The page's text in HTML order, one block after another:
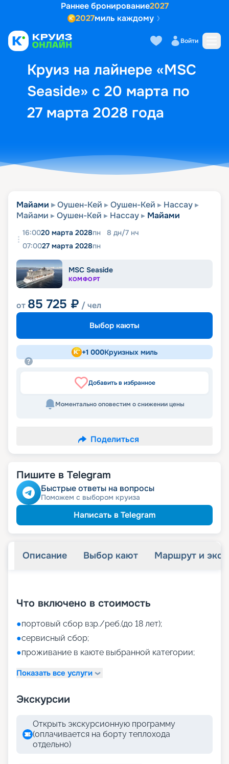
Раннее бронирование2027
2027миль каждому
Войти
Круиз на лайнере «MSC
Seaside» с 20 марта по
27 марта 2028 года
Выбор кают Маршрут и
Майами Оушен-Кей Оушен-Кей
Нассау
Майами
Оушен-Кей Нассау Майами
16:0020 марта 2028пн 8 дн/7 нч
07:0027 марта 2028пн
MSC Seaside
КОМФОРТ
от 85 725 ₽ / чел
Выбор каюты
+1 000Круизных миль
Добавить в избранное
Моментально оповестим о снижении цены
Поделиться
Пишите в Telegram
Быстрые ответы на вопросы
Поможем с выбором круиза
Написать в Telegram
Описание Выбор кают Маршрут и
Что включено в стоимость
●портовый сбор взр./реб.(до 18 лет);
●сервисный сбор;
●проживание в каюте выбранной категории;
Показать все услуги
Экскурсии
Открыть экскурсионную программу
(оплачивается на борту теплохода
отдельно)